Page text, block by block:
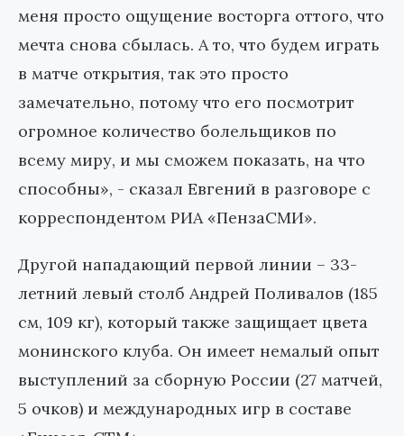
меня просто ощущение восторга оттого, что
мечта снова сбылась. А то, что будем играть
в матче открытия, так это просто
замечательно, потому что его посмотрит
огромное количество болельщиков по
всему миру, и мы сможем показать, на что
способны», - сказал Евгений в разговоре с
корреспондентом РИА «ПензаСМИ».
Другой нападающий первой линии – 33-
летний левый столб Андрей Поливалов (185
см, 109 кг), который также защищает цвета
монинского клуба. Он имеет немалый опыт
выступлений за сборную России (27 матчей,
5 очков) и международных игр в составе